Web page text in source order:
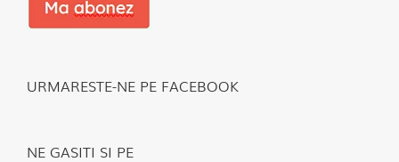
URMARESTE-NE PE FACEBOOK
NE GASITI SI PE